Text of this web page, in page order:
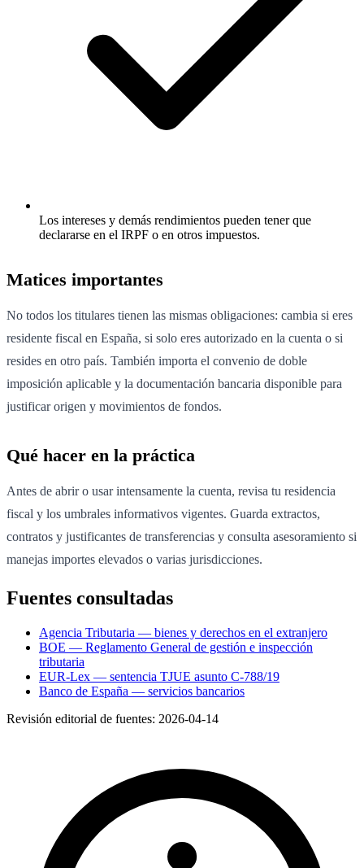
Los intereses y demás rendimientos pueden tener que
declararse en el IRPF o en otros impuestos.
Matices importantes
No todos los titulares tienen las mismas obligaciones: cambia si eres
residente fiscal en España, si solo eres autorizado en la cuenta o si
resides en otro país. También importa el convenio de doble
imposición aplicable y la documentación bancaria disponible para
justificar origen y movimientos de fondos.
Qué hacer en la práctica
Antes de abrir o usar intensamente la cuenta, revisa tu residencia
fiscal y los umbrales informativos vigentes. Guarda extractos,
contratos y justificantes de transferencias y consulta asesoramiento si
manejas importes elevados o varias jurisdicciones.
Fuentes consultadas
Agencia Tributaria — bienes y derechos en el extranjero
BOE — Reglamento General de gestión e inspección
tributaria
EUR-Lex — sentencia TJUE asunto C-788/19
Banco de España — servicios bancarios
Revisión editorial de fuentes: 2026-04-14